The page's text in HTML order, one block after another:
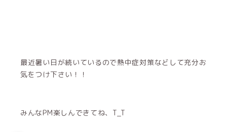
最近暑い日が続いているので熱中症対策などして充分お
気をつけ下さい！！
みんなPM楽しんできてね、T_T